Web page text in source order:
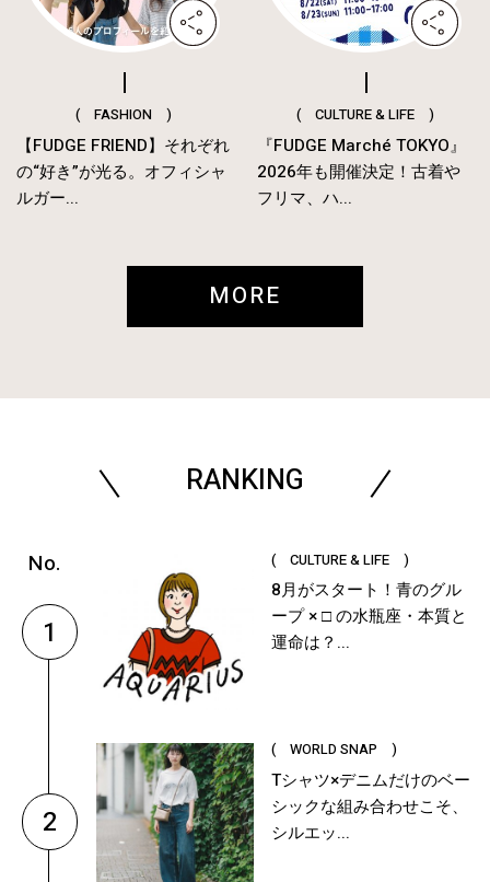
( FASHION )
【FUDGE FRIEND】それぞれ
の“好き”が光る。オフィシャ
ルガー...
( CULTURE & LIFE )
『FUDGE Marché TOKYO』
2026年も開催決定！古着や
フリマ、ハ...
MORE
RANKING
1
( CULTURE & LIFE )
8月がスタート！青のグル
ープ × □ の水瓶座・本質と
運命は？...
2
( WORLD SNAP )
Tシャツ×デニムだけのベー
シックな組み合わせこそ、
シルエッ...